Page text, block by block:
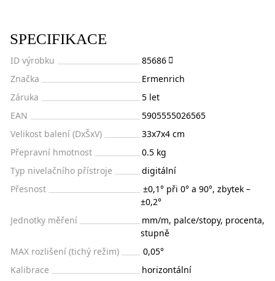
SPECIFIKACE
ID výrobku
85686
Značka
Ermenrich
Záruka
5 let
EAN
5905555026565
Velikost balení (DxŠxV)
33x7x4 cm
Přepravní hmotnost
0.5 kg
Typ nivelačního přístroje
digitální
Přesnost
±0,1° při 0° a 90°, zbytek –
±0,2°
Jednotky měření
mm/m, palce/stopy, procenta,
stupně
MAX rozlišení (tichý režim)
0,05°
Kalibrace
horizontální